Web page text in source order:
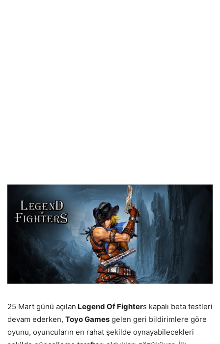
25 Mart günü açılan Legend Of Fighters kapalı beta testleri
devam ederken, Toyo Games gelen geri bildirimlere göre
oyunu, oyuncuların en rahat şekilde oynayabilecekleri